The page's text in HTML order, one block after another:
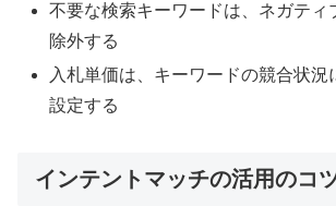
不要な検索キーワードは、ネガティ
除外する
入札単価は、キーワードの競合状況
設定する
インテントマッチの活用のコ